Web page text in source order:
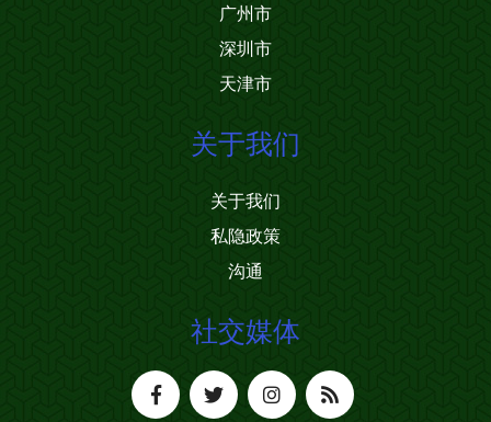
广州市
深圳市
天津市
关于我们
关于我们
私隐政策
沟通
社交媒体